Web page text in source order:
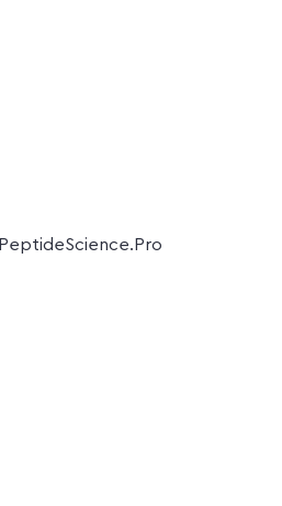
PeptideScience.Pro